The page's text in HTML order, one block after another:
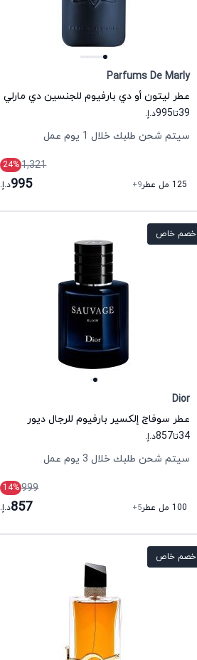
Parfums De Marly
عطر ليتون أو دي بارفيوم للجنسين دي مارلي
39تا995د.إ.
سيتم شحن طلبك خلال 1 يوم عمل
1,321
24%
125 مل عطر
+9
995د.إ.
خصم خاص
Dior
عطر سوفاج إلكسير بارفيوم للرجال ديور
34تا857د.إ.
سيتم شحن طلبك خلال 3 يوم عمل
999
14%
100 مل عطر
+5
857د.إ.
خصم خاص